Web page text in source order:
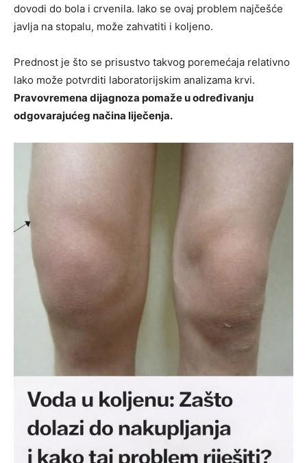
dovodi do bola i crvenila. Iako se ovaj problem najčešće
javlja na stopalu, može zahvatiti i koljeno.
Prednost je što se prisustvo takvog poremećaja relativno
lako može potvrditi laboratorijskim analizama krvi.
Pravovremena dijagnoza pomaže u određivanju
odgovarajućeg načina liječenja.